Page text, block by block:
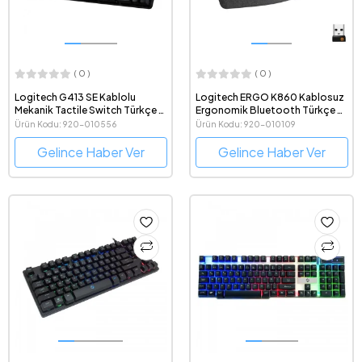
( 0 )
Logitech G413 SE Kablolu
Mekanik Tactile Switch Türkçe Q
Oyuncu Klavyesi
Ürün Kodu: 920-010556
Gelince Haber Ver
( 0 )
Logitech ERGO K860 Kablosuz
Ergonomik Bluetooth Türkçe Q
Klavye
Ürün Kodu: 920-010109
Gelince Haber Ver